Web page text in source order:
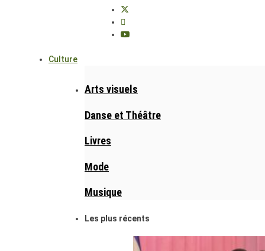
Culture
Arts visuels
Danse et Théâtre
Livres
Mode
Musique
Les plus récents